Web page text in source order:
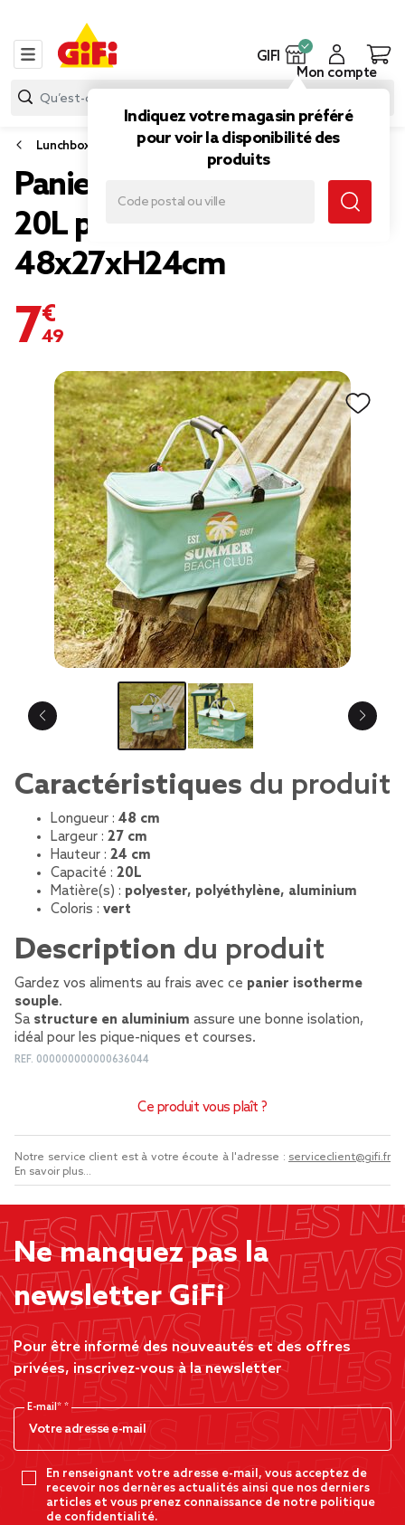
GIFI
Indiquez votre magasin préféré
pour voir la disponibilité des
produits
Mon compte
Lunchbox et sac isotherme
Panier fraîcheur isotherme
20L pliable alu et tissu vert
48x27xH24cm
7,49 €
Caractéristiques du produit
Longueur : 48 cm
Largeur : 27 cm
Hauteur : 24 cm
Capacité : 20L
Matière(s) : polyester, polyéthylène, aluminium
Coloris : vert
Description du produit
Gardez vos aliments au frais avec ce panier isotherme
souple.
Sa structure en aluminium assure une bonne isolation,
idéal pour les pique-niques et courses.
REF. 000000000000636044
Ce produit vous plaît ?
Notre service client est à votre écoute à l'adresse : serviceclient@gifi.fr
En savoir plus...
Ne manquez pas la
newsletter GiFi
Pour être informé des nouveautés et des offres
privées, inscrivez-vous à la newsletter
E-mail*
En renseignant votre adresse e-mail, vous acceptez de
recevoir nos dernères actualités ainsi que nos derniers
articles et vous prenez connaissance de notre politique
de confidentialité.